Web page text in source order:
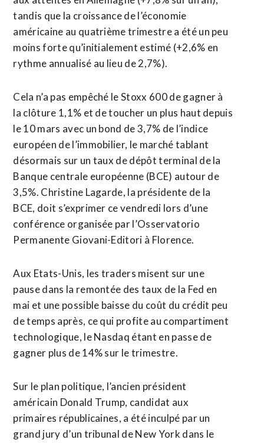
tandis que la croissance de l’économie
américaine au quatrième trimestre a été un peu
moins forte qu’initialement estimé (+2,6% en
rythme annualisé au lieu de 2,7%).
Cela n’a pas empêché le Stoxx 600 de gagner à
la clôture 1,1% et de toucher un plus haut depuis
le 10 mars avec un bond de 3,7% de l’indice
européen de l’immobilier, le marché tablant
désormais sur un taux de dépôt terminal de la
Banque centrale européenne (BCE) autour de
3,5%. Christine Lagarde, la présidente de la
BCE, doit s’exprimer ce vendredi lors d’une
conférence organisée par l’Osservatorio
Permanente Giovani-Editori à Florence.
Aux Etats-Unis, les traders misent sur une
pause dans la remontée des taux de la Fed en
mai et une possible baisse du coût du crédit peu
de temps après, ce qui profite au compartiment
technologique, le Nasdaq étant en passe de
gagner plus de 14% sur le trimestre.
Sur le plan politique, l’ancien président
américain Donald Trump, candidat aux
primaires républicaines, a été inculpé par un
grand jury d’un tribunal de New York dans le